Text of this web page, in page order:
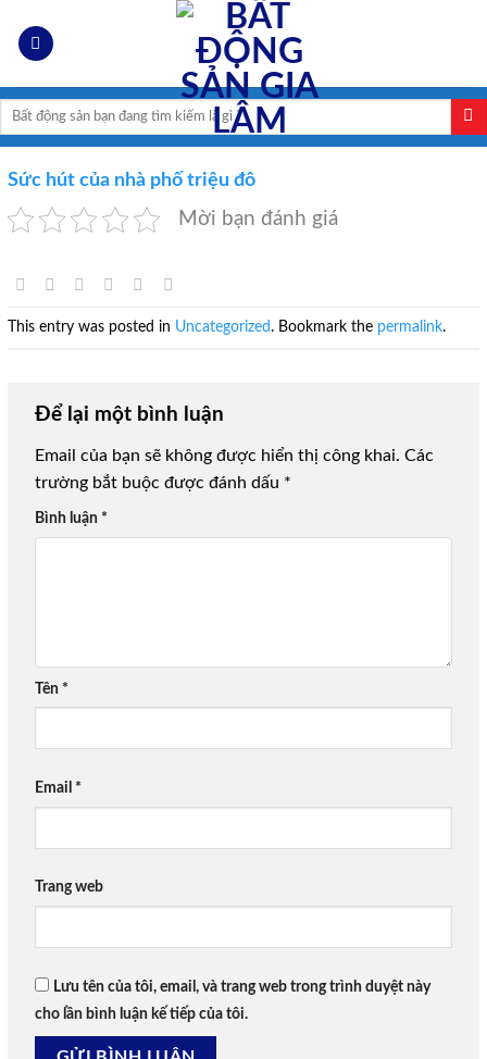
content
Search
Sức hút của nhà phố triệu đô
Mời bạn đánh giá
This entry was posted in Uncategorized. Bookmark the permalink.
Để lại một bình luận
Email của bạn sẽ không được hiển thị công khai. Các
trường bắt buộc được đánh dấu *
Bình luận *
Tên *
Email *
Trang web
Lưu tên của tôi, email, và trang web trong trình duyệt này
cho lần bình luận kế tiếp của tôi.